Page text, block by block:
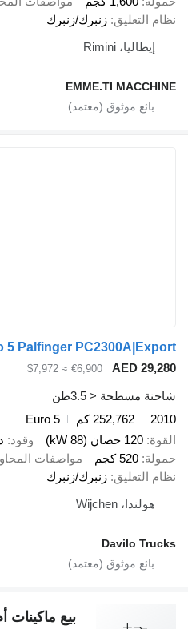
التعليق زنبرك/زنبرك
إيطاليا، Rimini
EMME.TI
AED
€6,900
≈ $7,972
مسطحة < 3.5طن
252,762 كم
Euro 5
120 حصان (88 kW) وقود
ديزل
520 كجم مواصفات المحاور
التعليق زنبرك/زنبرك
هولندا، Wijchen
Davilo
بيع ماكينات أم